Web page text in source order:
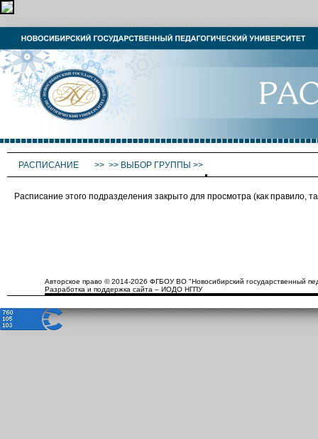
РАСПИСАНИЕ >> >> ВЫБОР ГРУППЫ >>
Расписание этого подразделения закрыто для просмотра (как
Авторское право © 2014-2026 ФГБОУ ВО "Новосибирский государственный
Разработка и поддержка сайта – ИОДО НГПУ